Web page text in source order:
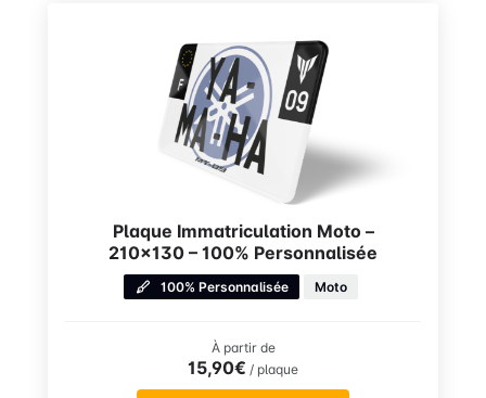
Plaque Immatriculation Moto –
210×130 – 100% Personnalisée
100% Personnalisée Moto
À partir de
15,90€ / plaque